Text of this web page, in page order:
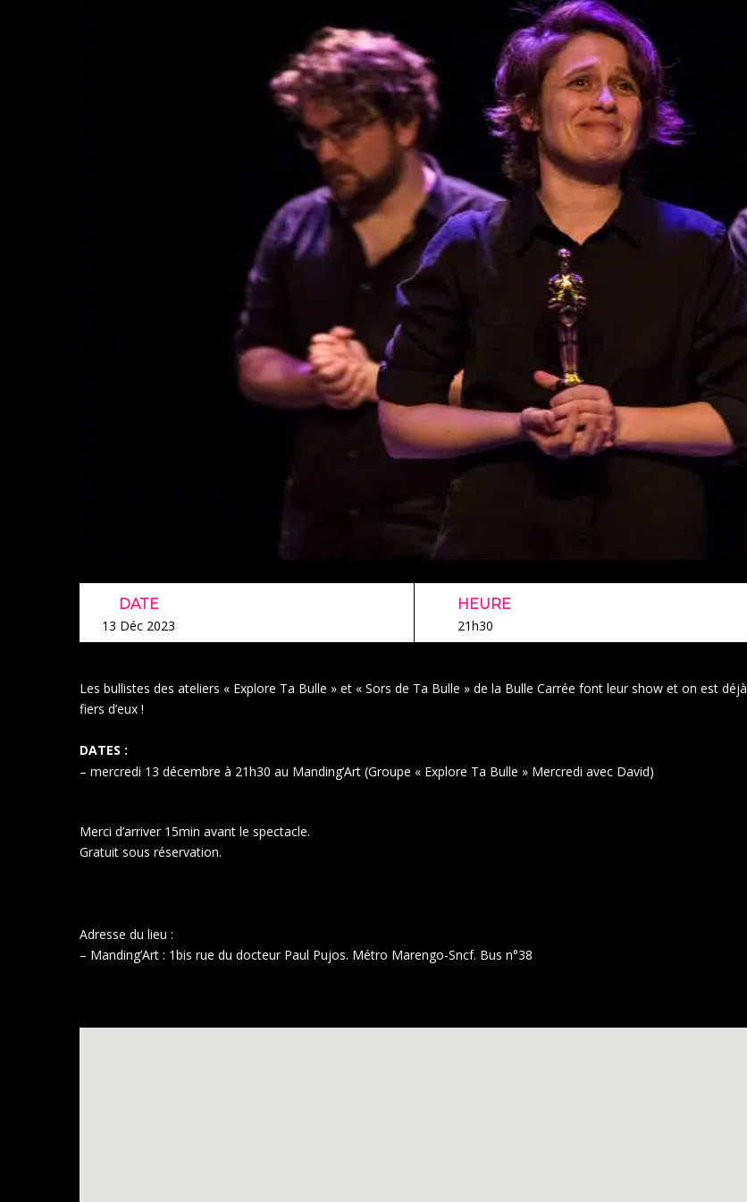
DATE
13 Déc 2023
HEURE
21h30
Les bullistes des ateliers « Explore Ta Bulle » et « Sors de Ta Bulle » de la Bulle Carrée font leur show et on est déjà
fiers d’eux !
DATES :
– mercredi 13 décembre à 21h30 au Manding’Art (Groupe « Explore Ta Bulle » Mercredi avec David)
Merci d’arriver 15min avant le spectacle.
Gratuit sous réservation.
Adresse du lieu :
– Manding’Art : 1bis rue du docteur Paul Pujos. Métro Marengo-Sncf. Bus n°38